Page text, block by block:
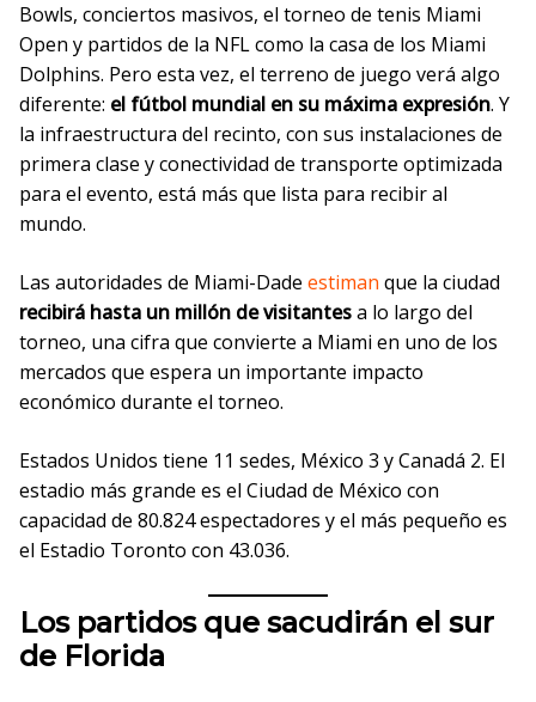
Bowls, conciertos masivos, el torneo de tenis Miami
Open y partidos de la NFL como la casa de los Miami
Dolphins. Pero esta vez, el terreno de juego verá algo
diferente: el fútbol mundial en su máxima expresión. Y
la infraestructura del recinto, con sus instalaciones de
primera clase y conectividad de transporte optimizada
para el evento, está más que lista para recibir al
mundo.
Las autoridades de Miami-Dade estiman que la ciudad
recibirá hasta un millón de visitantesa lo largo del
torneo, una cifra que convierte a Miami en uno de los
mercados que espera un importante impacto
económico durante el torneo.
Estados Unidos tiene 11 sedes, México 3 y Canadá 2. El
estadio más grande es el Ciudad de México con
capacidad de 80.824 espectadores y el más pequeño es
el Estadio Toronto con 43.036.
Los partidos que sacudirán el sur
de Florida